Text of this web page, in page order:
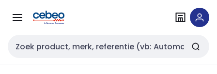
naar
naar
Zoekveld invoer